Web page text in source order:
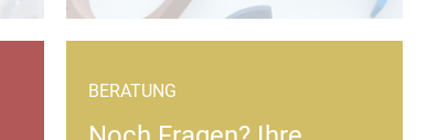
BERATUNG